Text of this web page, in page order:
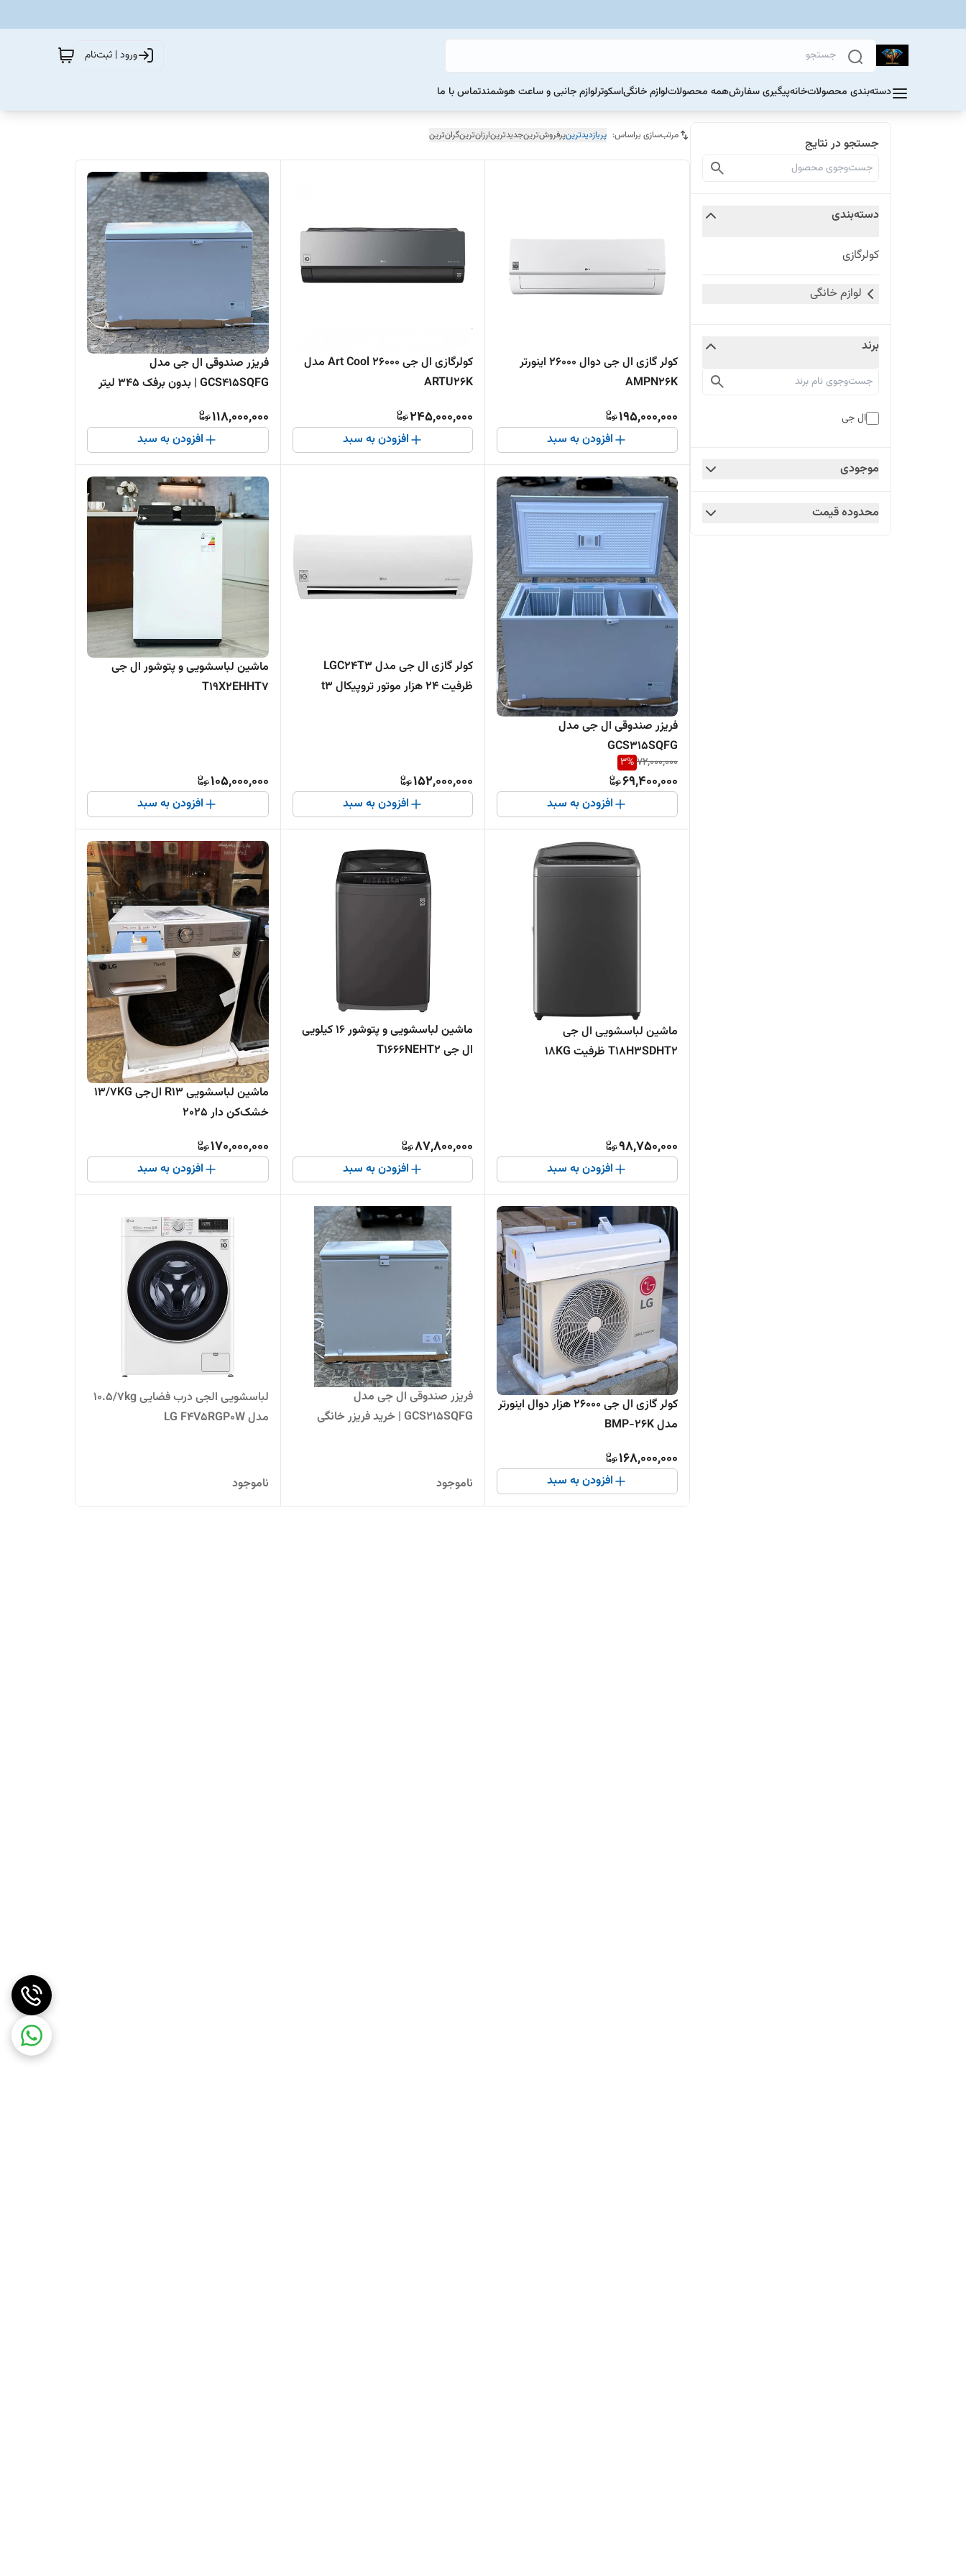
ورود | ثبت‌نام
دسته‌بندی محصولاتخانهپیگیری سفارشهمه محصولاتلوازم خانگیاسکوترلوازم جانبی و ساعت هوشمندتماس با ما
جستجو در نتایج
دسته‌بندی
کولرگازی
لوازم خانگی
برند
ال جی
موجودی
محدوده قیمت
مرتب‌سازی براساس: پربازدیدترینپرفروش‌ترینجدیدترینارزان‌ترینگران‌ترین
کولر گازی ال جی دوال 26000 اینورتر
AMPN26K
195,000,000
افزودن به سبد
کولرگازی ال جی 26000 Art Cool مدل
ARTU26K
245,000,000
افزودن به سبد
فریزر صندوقی ال جی مدل
GCS415SQFG | بدون برفک 345 لیتر
118,000,000
افزودن به سبد
فریزر صندوقی ال جی مدل
GCS315SQFG
72,000,000
3%
69,400,000
افزودن به سبد
کولر گازی ال جی مدل LGC24T3
ظرفیت ۲۴ هزار موتور تروپیکال t3
152,000,000
افزودن به سبد
ماشین لباسشویی و پتوشور ال جی
T19X2EHHT7
105,000,000
افزودن به سبد
ماشین لباسشویی ال جی
T18H3SDHT2 ظرفیت 18KG
98,750,000
افزودن به سبد
ماشین لباسشویی و پتوشور 16 کیلویی
ال جی T1666NEHT2
87,800,000
افزودن به سبد
ماشین لباسشویی R13 ال‌جی 13/7KG
خشک‌کن دار 2025
170,000,000
افزودن به سبد
کولر گازی ال جی 26000 هزار دوال اینورتر
مدل BMP-26K
168,000,000
افزودن به سبد
فریزر صندوقی ال جی مدل
GCS215SQFG | خرید فریزر خانگی
ناموجود
لباسشویی الجی درب فضایی 10.5/7kg
مدل LG F4V5RGP0W
ناموجود